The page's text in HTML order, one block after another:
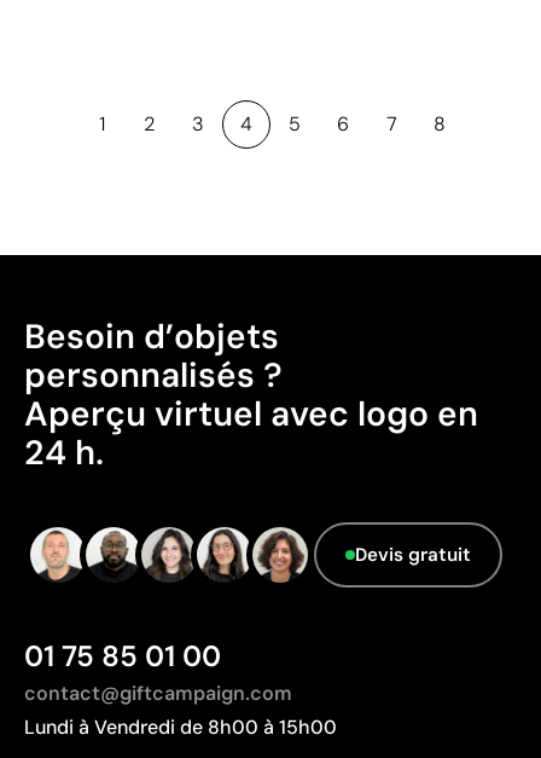
1 2 3 4 5 6 7 8
Besoin d’objets
personnalisés ?
Aperçu virtuel avec logo en
24 h.
Devis gratuit
01 75 85 01 00
contact@giftcampaign.com
Lundi à Vendredi de 8h00 à 15h00